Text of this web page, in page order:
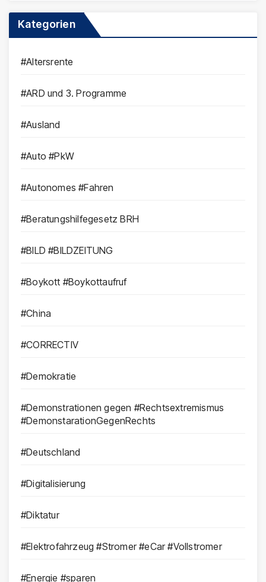
Kategorien
#Altersrente
#ARD und 3. Programme
#Ausland
#Auto #PkW
#Autonomes #Fahren
#Beratungshilfegesetz BRH
#BILD #BILDZEITUNG
#Boykott #Boykottaufruf
#China
#CORRECTIV
#Demokratie
#Demonstrationen gegen #Rechtsextremismus
#DemonstarationGegenRechts
#Deutschland
#Digitalisierung
#Diktatur
#Elektrofahrzeug #Stromer #eCar #Vollstromer
#Energie #sparen